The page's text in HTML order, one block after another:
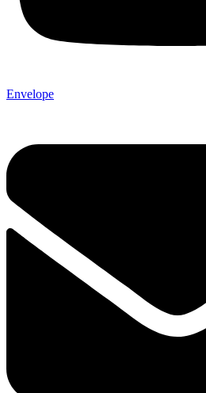
Envelope